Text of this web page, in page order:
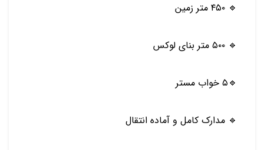
🔹 ۴۵۰ متر زمین
🔹 ۵۰۰ متر بنای لوکس
🔹۵ خواب مستر
🔹 مدارک کامل و آماده انتقال